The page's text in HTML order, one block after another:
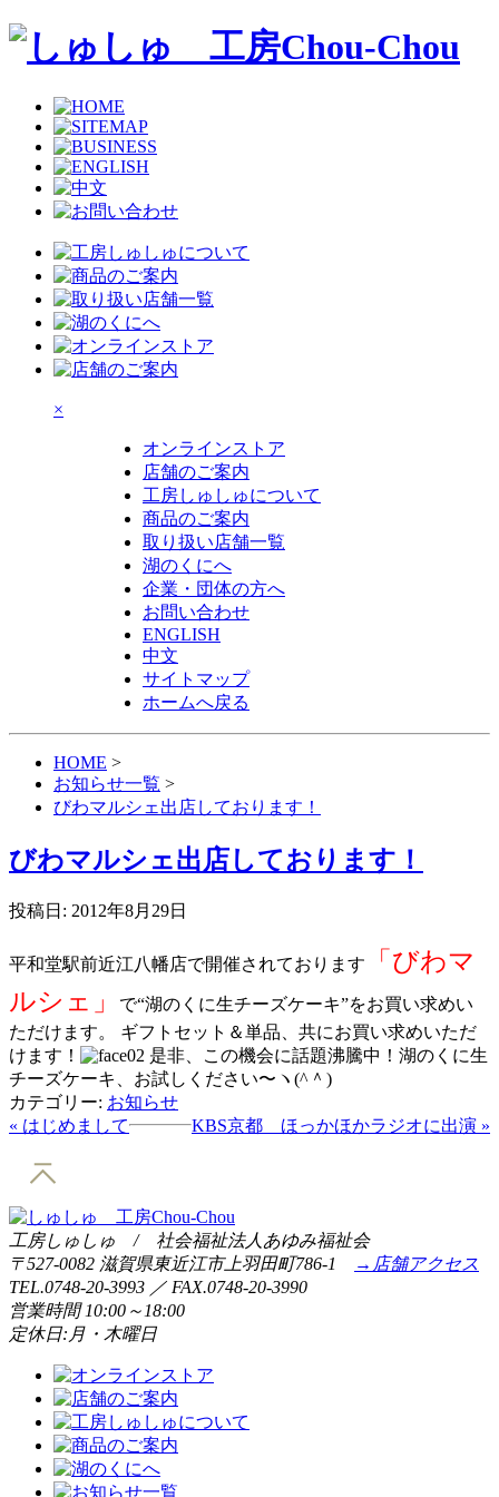
×
オンラインストア
店舗のご案内
工房しゅしゅについて
商品のご案内
取り扱い店舗一覧
湖のくにへ
企業・団体の方へ
お問い合わせ
ENGLISH
中文
サイトマップ
ホームへ戻る
HOME >
お知らせ一覧 >
びわマルシェ出店しております！
びわマルシェ出店しております！
投稿日: 2012年8月29日
平和堂駅前近江八幡店で開催されております
「びわマ
ルシェ」
で“湖のくに生チーズケーキ”をお買い求めい
ただけます。 ギフトセット＆単品、共にお買い求めいただ
けます！
是非、この機会に話題沸騰中！湖のくに生
チーズケーキ、お試しください〜ヽ(^＾)
カテゴリー: お知らせ
« はじめまして
KBS京都 ほっかほかラジオに出演 »
工房しゅしゅ / 社会福祉法人あゆみ福祉会
〒527-0082 滋賀県東近江市上羽田町786-1
→店舗アクセス
TEL.0748-20-3993 ／ FAX.0748-20-3990
営業時間 10:00～18:00
定休日:月・木曜日